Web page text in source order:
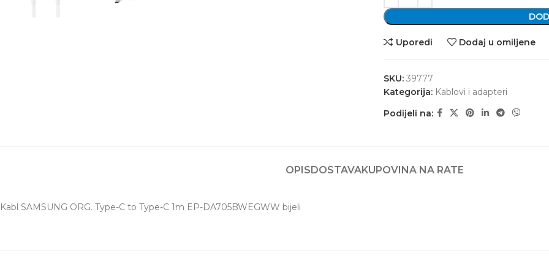
Uporedi Dodaj u omiljene
SKU: 39777
Kategorija: Kablovi i adapteri
Podijeli na:
OPISDOSTAVAKUPOVINA NA RATE
Kabl SAMSUNG ORG. Type-C to Type-C 1m EP-DA705BWEGWW bijeli